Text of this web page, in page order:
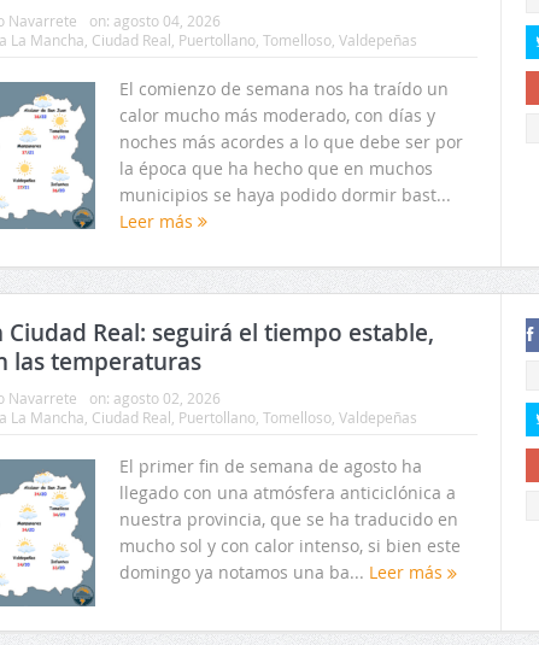
Navarrete on: agosto 04, 2026
La Mancha Ciudad Real Puertollano Tomelloso Valdepeñas
El comienzo de semana nos ha traído un
calor mucho más moderado, con días y
noches más acordes a lo que debe ser por
la época que ha hecho que en muchos
municipios se haya podido dormir bast...
Leer más
Ciudad Real: seguirá el tiempo estable,
las temperaturas
Navarrete on: agosto 02, 2026
La Mancha, Ciudad Real, Puertollano, Tomelloso, Valdepeñas
El primer fin de semana de agosto ha
llegado con una atmósfera anticiclónica a
nuestra provincia, que se ha traducido en
mucho sol y con calor intenso, si bien este
domingo ya notamos una ba... Leer más